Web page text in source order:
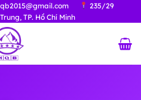
235/29
TP. Hồ Chí Minh